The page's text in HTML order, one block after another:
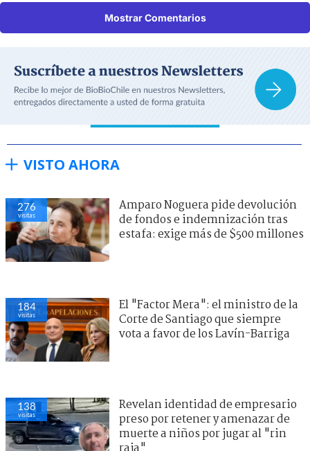
Mostrar Comentarios
VISTO AHORA
276
visitas
Amparo Noguera pide devolución
de fondos e indemnización tras
estafa: exige más de $500 millones
184
visitas
El "Factor Mera": el ministro de la
Corte de Santiago que siempre
vota a favor de los Lavín-Barriga
138
visitas
Revelan identidad de empresario
preso por retener y amenazar de
muerte a niños por jugar al "rin